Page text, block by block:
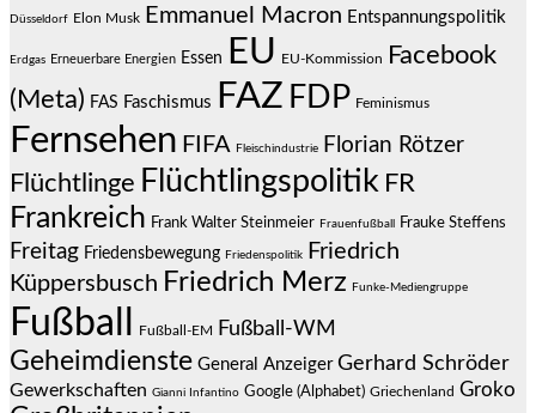
Düsseldorf Elon Musk Emmanuel Macron Entspannungspolitik
Erdgas Erneuerbare Energien Essen EU EU-Kommission
Facebook
(Meta) FAS Faschismus FAZ FDP Feminismus
Fernsehen FIFA Fleischindustrie Florian Rötzer
Flüchtlinge Flüchtlingspolitik FR
Frankreich Frank Walter Steinmeier Frauenfußball Frauke Steffens
Freitag Friedensbewegung Friedenspolitik
Friedrich
Küppersbusch Friedrich Merz Funke-Mediengruppe
Fußball Fußball-EM Fußball-WM
Geheimdienste General Anzeiger Gerhard Schröder
Gewerkschaften Gianni Infantino Google (Alphabet) Griechenland Groko